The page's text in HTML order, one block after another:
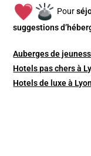
Pour
suggestions
Auberges de
Hotels pas chers à
Hotels de luxe à